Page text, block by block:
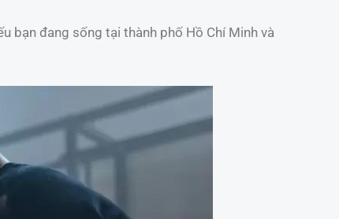
bạn đang sống tại thành phố Hồ Chí Minh và